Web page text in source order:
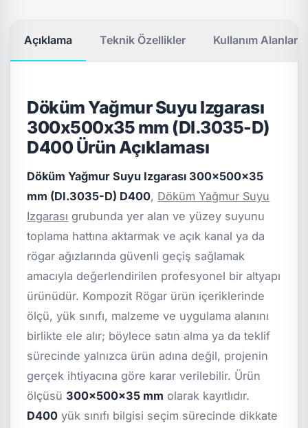
Açıklama Teknik Özellikler Kullanım Alanları
Döküm Yağmur Suyu Izgarası
300x500x35 mm (DI.3035-D)
D400 Ürün Açıklaması
Döküm Yağmur Suyu Izgarası 300x500x35
mm (DI.3035-D) D400, Döküm Yağmur Suyu
Izgarası grubunda yer alan ve yüzey suyunu
toplama hattına aktarmak ve açık kanal ya da
rögar ağızlarında güvenli geçiş sağlamak
amacıyla değerlendirilen profesyonel bir altyapı
ürünüdür. Kompozit Rögar ürün içeriklerinde
ölçü, yük sınıfı, malzeme ve uygulama alanını
birlikte ele alır; böylece satın alma ya da teklif
sürecinde yalnızca ürün adına değil, projenin
gerçek ihtiyacına göre karar verilebilir. Ürün
ölçüsü 300x500x35 mm olarak kayıtlıdır.
D400 yük sınıfı bilgisi seçim sürecinde dikkate